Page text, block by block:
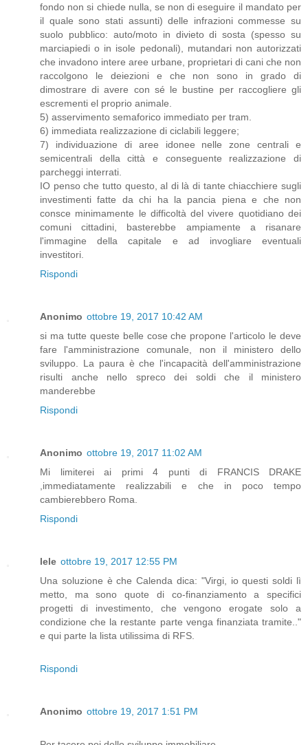
fondo non si chiede nulla, se non di eseguire il mandato per
il quale sono stati assunti) delle infrazioni commesse su
suolo pubblico: auto/moto in divieto di sosta (spesso su
marciapiedi o in isole pedonali), mutandari non autorizzati
che invadono intere aree urbane, proprietari di cani che non
raccolgono le deiezioni e che non sono in grado di
dimostrare di avere con sé le bustine per raccogliere gli
escrementi el proprio animale.
5) asservimento semaforico immediato per tram.
6) immediata realizzazione di ciclabili leggere;
7) individuazione di aree idonee nelle zone centrali e
semicentrali della città e conseguente realizzazione di
parcheggi interrati.
IO penso che tutto questo, al di là di tante chiacchiere sugli
investimenti fatte da chi ha la pancia piena e che non
consce minimamente le difficoltà del vivere quotidiano dei
comuni cittadini, basterebbe ampiamente a risanare
l'immagine della capitale e ad invogliare eventuali
investitori.
Rispondi
Anonimo ottobre 19, 2017 10:42 AM
si ma tutte queste belle cose che propone l'articolo le deve
fare l'amministrazione comunale, non il ministero dello
sviluppo. La paura è che l'incapacità dell'amministrazione
risulti anche nello spreco dei soldi che il ministero
manderebbe
Rispondi
Anonimo ottobre 19, 2017 11:02 AM
Mi limiterei ai primi 4 punti di FRANCIS DRAKE
,immediatamente realizzabili e che in poco tempo
cambierebbero Roma.
Rispondi
lele ottobre 19, 2017 12:55 PM
Una soluzione è che Calenda dica: "Virgi, io questi soldi lì
metto, ma sono quote di co-finanziamento a specifici
progetti di investimento, che vengono erogate solo a
condizione che la restante parte venga finanziata tramite.."
e qui parte la lista utilissima di RFS.
Rispondi
Anonimo ottobre 19, 2017 1:51 PM